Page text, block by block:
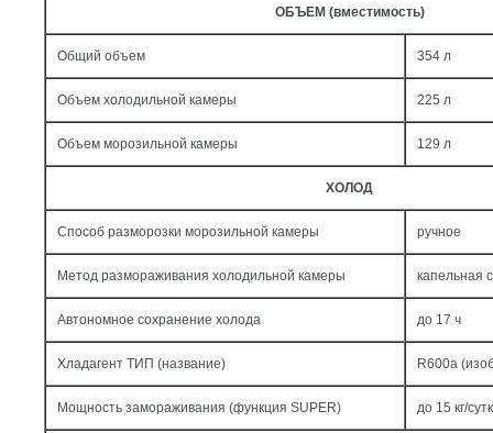
ОБЪЕМ (вместимость)
Общий объем 354 л
Объем холодильной камеры 225 л
Объем морозильной камеры 129 л
ХОЛОД
Способ разморозки морозильной камеры ручное
Метод размораживания холодильной камеры капельная
Автономное сохранение холода до 17 ч
Хладагент ТИП (название) R600a
Мощность замораживания (функция SUPER) до 15 кг/